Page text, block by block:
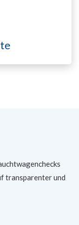
transparenter und